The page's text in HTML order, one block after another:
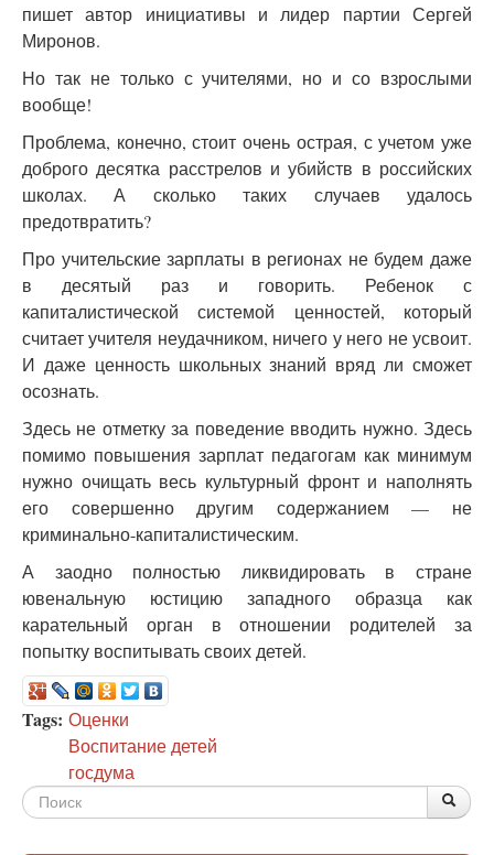
пишет автор инициативы и лидер партии Сергей
Миронов.
Но так не только с учителями, но и со взрослыми
вообще!
Проблема, конечно, стоит очень острая, с учетом уже
доброго десятка расстрелов и убийств в российских
школах. А сколько таких случаев удалось
предотвратить?
Про учительские зарплаты в регионах не будем даже
в десятый раз и говорить. Ребенок с
капиталистической системой ценностей, который
считает учителя неудачником, ничего у него не усвоит.
И даже ценность школьных знаний вряд ли сможет
осознать.
Здесь не отметку за поведение вводить нужно. Здесь
помимо повышения зарплат педагогам как минимум
нужно очищать весь культурный фронт и наполнять
его совершенно другим содержанием — не
криминально-капиталистическим.
А заодно полностью ликвидировать в стране
ювенальную юстицию западного образца как
карательный орган в отношении родителей за
попытку воспитывать своих детей.
Tags: Оценки
Воспитание детей
госдума
Форма